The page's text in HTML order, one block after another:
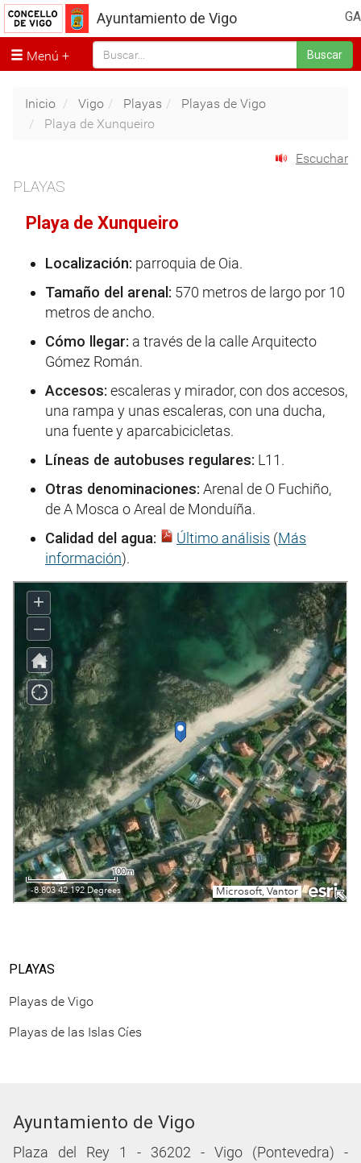
GA
Ayuntamiento de Vigo
Menú Buscar
Inicio Vigo Playas
Playas de Vigo
Playa de Xunqueiro
Escuchar
PLAYAS
Playa de Xunqueiro
Localización: parroquia de Oia.
Tamaño del arenal: 570 metros de largo por 10
metros de ancho.
Cómo llegar: a través de la calle Arquitecto
Gómez Román.
Accesos: escaleras y mirador, con dos accesos,
una rampa y unas escaleras, con una ducha,
una fuente y aparcabicicletas.
Líneas de autobuses regulares: L11.
Otras denominaciones: Arenal de O Fuchiño,
de A Mosca o Areal de Monduíña.
Calidad del agua:
Último análisis (Más
información).
PLAYAS
Playas de Vigo
Playas de las Islas Cíes
Ayuntamiento de Vigo
Plaza del Rey 1 - 36202 - Vigo (Pontevedra) -